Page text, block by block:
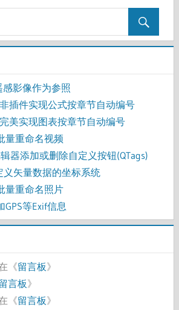
感影像作为参照
插件实现公式按章节自动编号
美实现图表按章节自动编号
量重命名视频
器添加或删除自定义按钮(QTags)
义矢量数据的坐标系统
量重命名照片
等Exif信息
《留言板》
言板》
《留言板》